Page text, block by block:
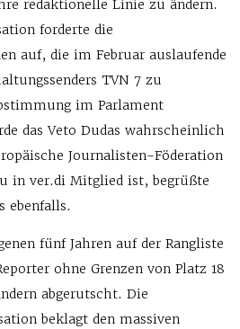
redaktionelle Linie zu ändern.
forderte die
auf, die im Februar auslaufende
TVN 7 zu
im Parlament
das Veto Dudas wahrscheinlich
Journalisten-Föderation
in ver.di Mitglied ist, begrüßte
ebenfalls.
fünf Jahren auf der Rangliste
ohne Grenzen von Platz 18
abgerutscht. Die
beklagt den massiven